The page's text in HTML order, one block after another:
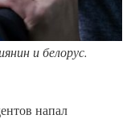
и белорус.
напал